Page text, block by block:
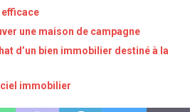
une maison de campagne
d’un bien immobilier destiné à la
immobilier